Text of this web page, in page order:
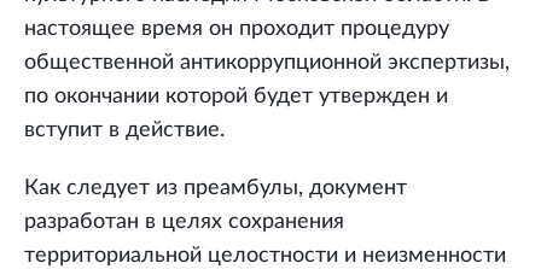
настоящее время он проходит процедуру
общественной антикоррупционной экспертизы,
по окончании которой будет утвержден и
вступит в действие.
Как следует из преамбулы, документ
разработан в целях сохранения
территориальной целостности и неизменности